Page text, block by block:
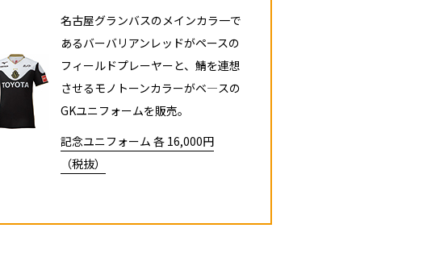
名古屋グランバスのメインカラ一で
あるバーバリアンレッドがペースの
フィールドプレーヤーと、鯖を連想
させるモノトーンカラーがベ—スの
GKユニフォームを販売。
記念ユニフォーム 各 16,000円
（税抜）